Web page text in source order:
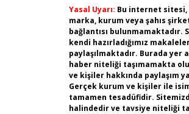
Yasal Uyarı: Bu internet
marka, kurum veya şahıs
bağlantısı bulunmamaktadır.
kendi hazırladığımız
paylaşılmaktadır. Burada yer
haber niteliği taşımamakta
ve kişiler hakkında paylaşım
Gerçek kurum ve kişiler ile
tamamen tesadüfidir.
halindedir ve tavsiye niteliği